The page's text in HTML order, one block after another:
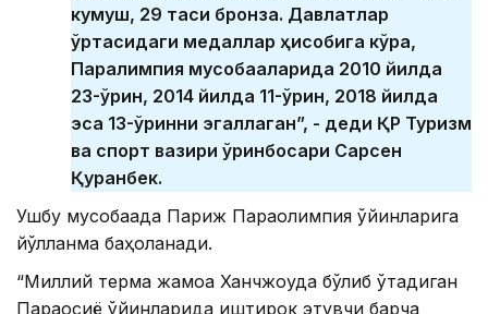
кумуш, 29 таси бронза. Давлатлар
ўртасидаги медаллар ҳисобига кўра,
Паралимпия мусобақаларида 2010 йилда
23-ўрин, 2014 йилда 11-ўрин, 2018 йилда
эса 13-ўринни эгаллаган”, - деди ҚР Туризм
ва спорт вазири ўринбосари Сарсен
Қуранбек.
Ушбу мусобақада Париж Параолимпия ўйинларига
йўлланма баҳоланади.
“Миллий терма жамоа Ханчжоуда бўлиб ўтадиган
Параосиё ўйинларида иштирок этувчи барча